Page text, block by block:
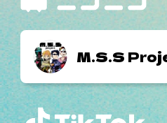
M.S.S